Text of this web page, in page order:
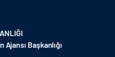
Başkanlığı